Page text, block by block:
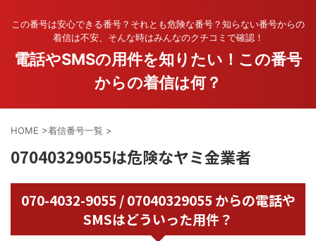
この番号は安心できる番号？それとも危険な番号？知らない番号からの
着信は不安、そんな時はみんなのクチコミで確認！
電話やSMSの用件を知りたい！この番号
からの着信は何？
HOME >着信番号一覧 >
07040329055は危険なヤミ金業者
070-4032-9055 / 07040329055 からの電話や
SMSはどういった用件？